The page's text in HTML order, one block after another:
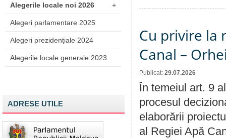
Alegerile locale noi 2026 +
Alegeri parlamentare 2025
Alegeri prezidențiale 2024
Alegerile locale generale 2023
ADRESE UTILE
Cu privire la
Canal –
Publicat: 29.07.2026
În temeiul art. 9
procesul
elaborării
al Regiei Apă